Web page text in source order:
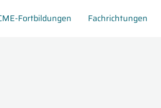
Fortbildungen Fachrichtungen